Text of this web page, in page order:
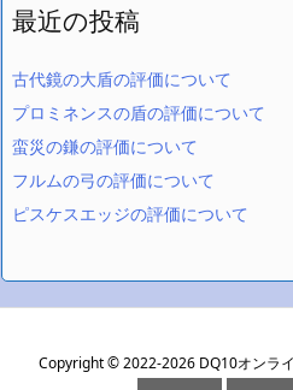
最近の投稿
古代鏡の大盾の評価について
プロミネンスの盾の評価について
蛮災の鎌の評価について
フルムの弓の評価について
ピスケスエッジの評価について
Copyright ©2022-2026 DQ10オンラ